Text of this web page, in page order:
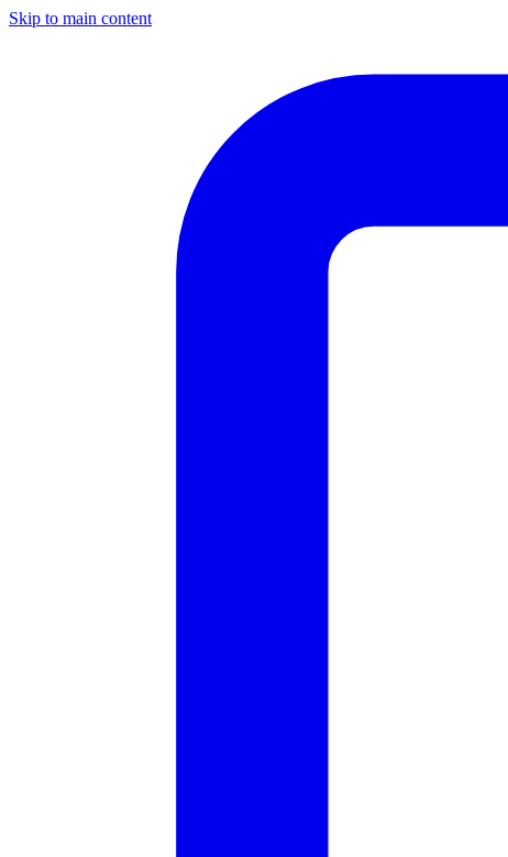
Skip to main content